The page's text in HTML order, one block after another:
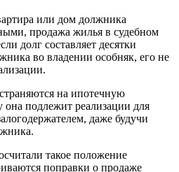
или дом должника
продажа жилья в судебном
долг составляет десятки
во владении особняк, его не
на ипотечную
она подлежит реализации для
даже будучи
такое положение
поправки о продаже